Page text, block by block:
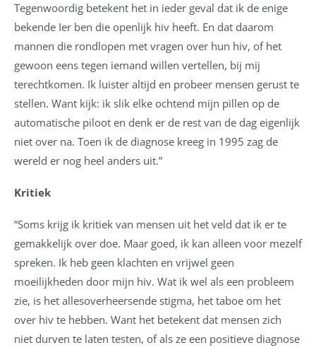
Tegenwoordig betekent het in ieder geval dat ik de enige
bekende Ier ben die openlijk hiv heeft. En dat daarom
mannen die rondlopen met vragen over hun hiv, of het
gewoon eens tegen iemand willen vertellen, bij mij
terechtkomen. Ik luister altijd en probeer mensen gerust te
stellen. Want kijk: ik slik elke ochtend mijn pillen op de
automatische piloot en denk er de rest van de dag eigenlijk
niet over na. Toen ik de diagnose kreeg in 1995 zag de
wereld er nog heel anders uit.”
Kritiek
“Soms krijg ik kritiek van mensen uit het veld dat ik er te
gemakkelijk over doe. Maar goed, ik kan alleen voor mezelf
spreken. Ik heb geen klachten en vrijwel geen
moeilijkheden door mijn hiv. Wat ik wel als een probleem
zie, is het allesoverheersende stigma, het taboe om het
over hiv te hebben. Want het betekent dat mensen zich
niet durven te laten testen, of als ze een positieve diagnose